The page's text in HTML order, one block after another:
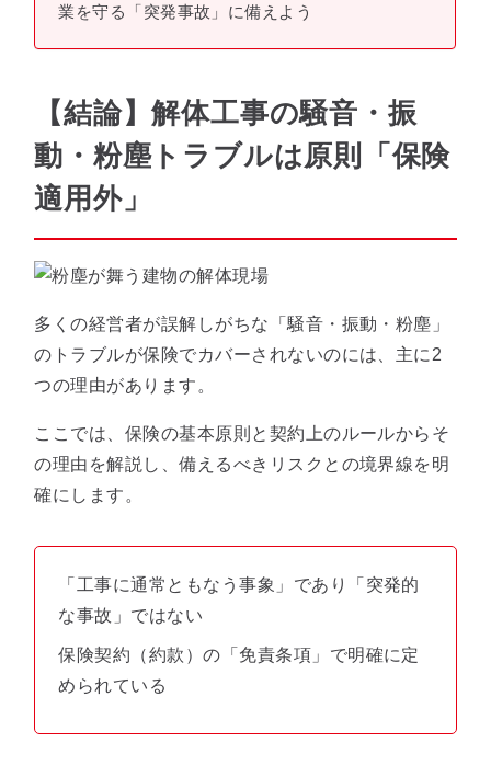
業を守る「突発事故」に備えよう
【結論】解体工事の騒音・振
動・粉塵トラブルは原則「保険
適用外」
多くの経営者が誤解しがちな「騒音・振動・粉塵」
のトラブルが保険でカバーされないのには、主に2
つの理由があります。
ここでは、保険の基本原則と契約上のルールからそ
の理由を解説し、備えるべきリスクとの境界線を明
確にします。
「工事に通常ともなう事象」であり「突発的
な事故」ではない
保険契約（約款）の「免責条項」で明確に定
められている